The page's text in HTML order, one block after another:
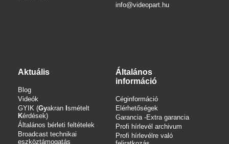
info@videopart.hu
Aktuális
Blog
Videók
GYIK (Gyakran smételt
Kérdések)
Általános bérleti feltételek
Broadcast technikai
eszköztámogatás
Általános
információ
Céginformáció
Elérhetőségek
Garancia -Extra garancia
Profi hírlevél archivum
Profi hírlevélre való